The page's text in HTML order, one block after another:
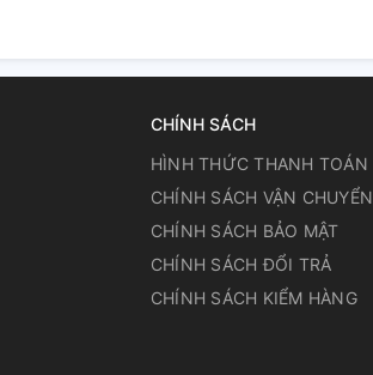
CHÍNH SÁCH
HÌNH THỨC THANH TOÁN
CHÍNH SÁCH VẬN CHUYỂN
CHÍNH SÁCH BẢO MẬT
CHÍNH SÁCH ĐỔI TRẢ
CHÍNH SÁCH KIỂM HÀNG